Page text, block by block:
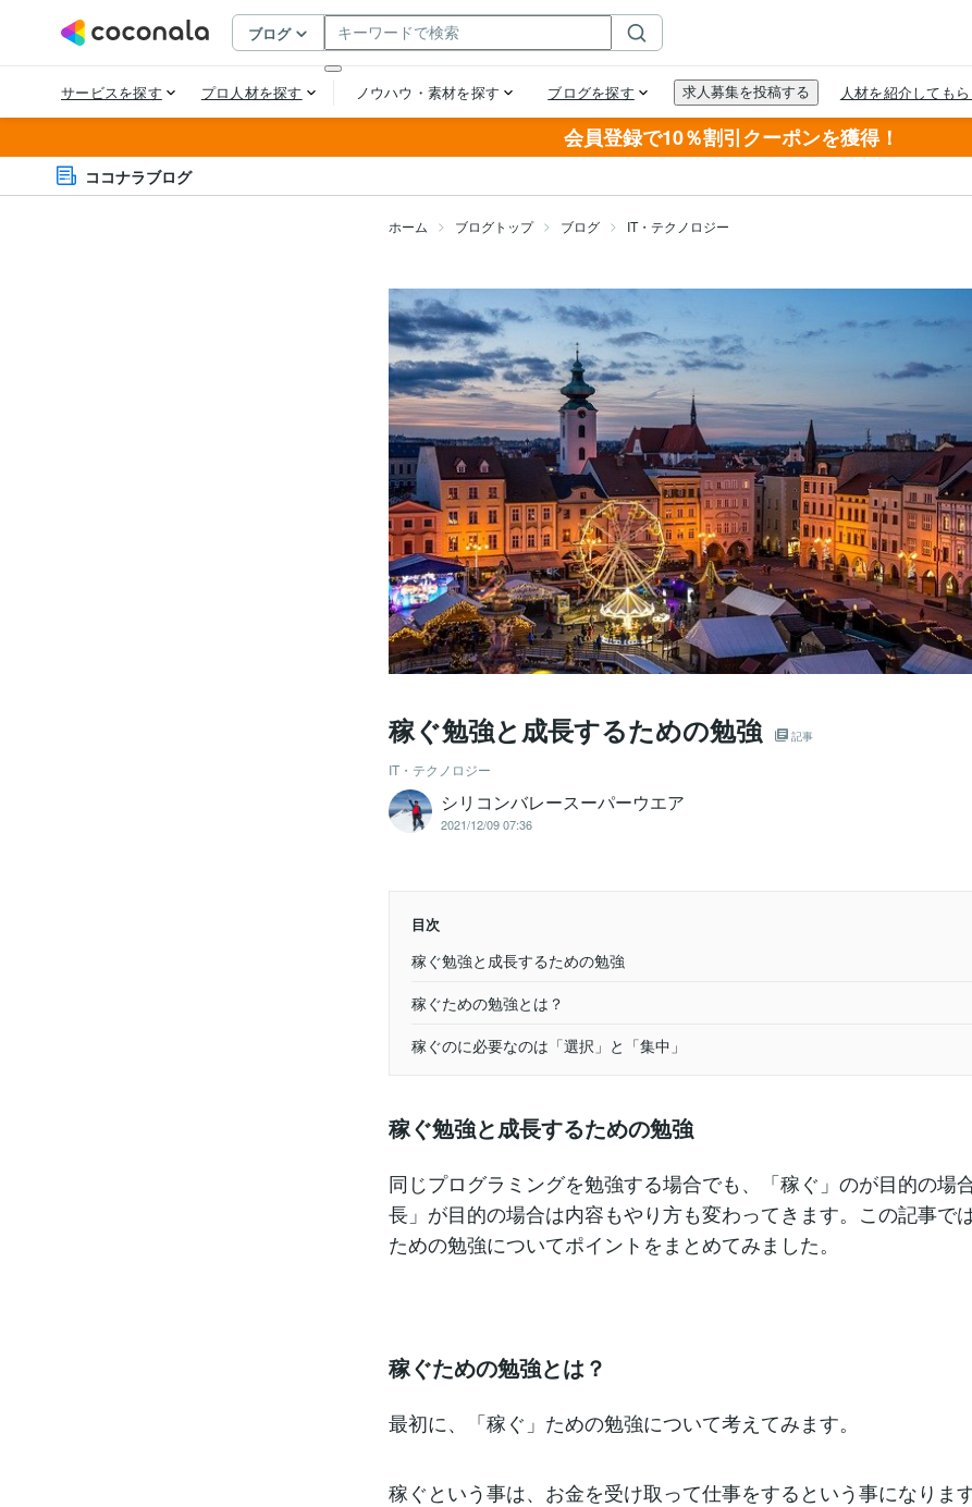
会員登録で10％割引クーポンを獲得！
ココナラブログ
ホーム ブログトップ ブログ IT・テクノロジー
稼ぐ勉強と成長するための勉強 記事
IT・テクノロジー
シリコンバレースーパーウエア
2021/12/09 07:36
目次
稼ぐ勉強と成長するための勉強
稼ぐための勉強とは？
稼ぐのに必要なのは「選択」と「集中」
稼ぐ勉強と成長するための勉強
同じプログラミングを勉強する場合でも、「稼ぐ」のが目的の場
長」が目的の場合は内容もやり方も変わってきます。この記事で
ための勉強についてポイントをまとめてみました。
稼ぐための勉強とは？
最初に、「稼ぐ」ための勉強について考えてみます。
稼ぐという事は、お金を受け取って仕事をするという事になります